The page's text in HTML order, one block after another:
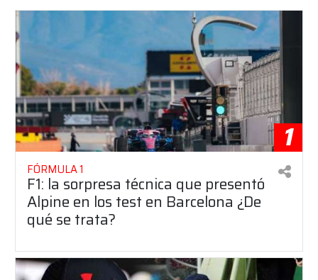
1
FÓRMULA 1
F1: la sorpresa técnica que presentó
Alpine en los test en Barcelona ¿De
qué se trata?